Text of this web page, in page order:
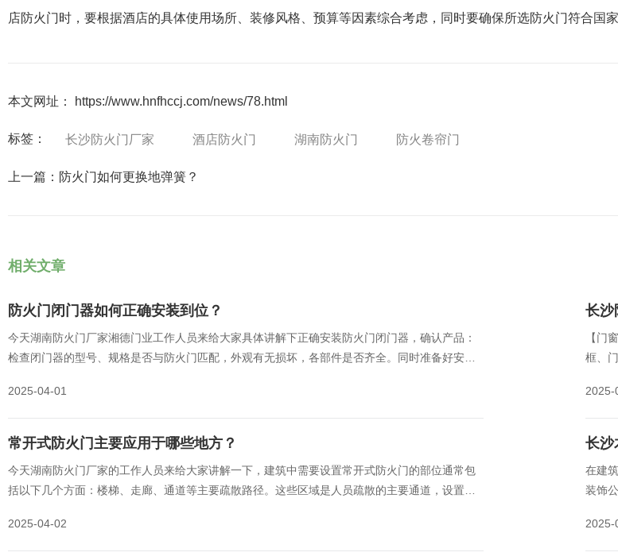
店防火门时，要根据酒店的具体使用场所、装修风格、预算等因素综合考虑，同时要确保所选防火门符合国
本文网址： https://www.hnfhccj.com/news/78.html
标签： 长沙防火门厂家 酒店防火门 湖南防火门 防火卷帘门
上一篇： 防火门如何更换地弹簧？
相关文章
防火门闭门器如何正确安装到位？
今天湖南防火门厂家湘德门业工作人员来给大家具体讲解下正确安装防火门闭门器，确认产品：
检查闭门器的型号、规格是否与防火门匹配，外观有无损坏，各部件是否齐全。同时准备好安装
无变形、松动现象，门的开启和关闭应顺畅。
2025-04-01
长沙
【门
框、
2025-
常开式防火门主要应用于哪些地方？
今天湖南防火门厂家的工作人员来给大家讲解一下，建筑中需要设置常开式防火门的部位通常包
括以下几个方面：楼梯、走廊、通道等主要疏散路径。这些区域是人员疏散的主要通道，设置常
2025-04-02
长沙
在建
装饰
2025-